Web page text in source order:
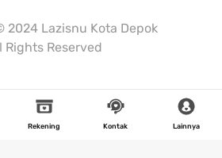
2024 Lazisnu Kota Depok
Rights Reserved
Rekening Kontak Lainnya